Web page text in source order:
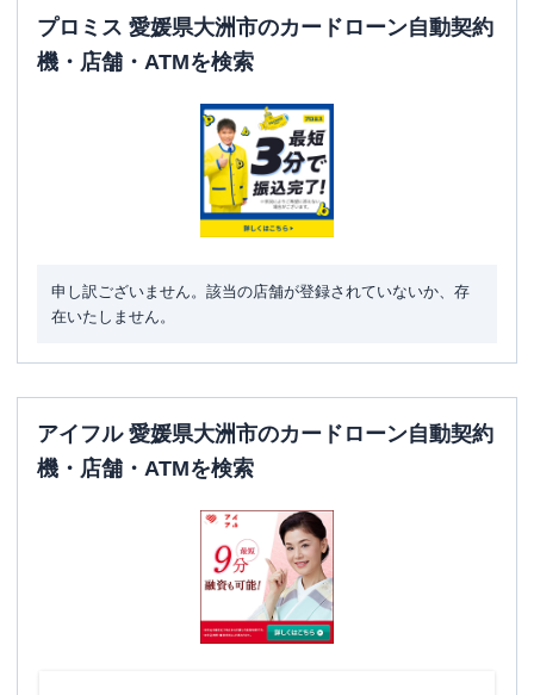
プロミス 愛媛県大洲市のカードローン自動契約
機・店舗・ATMを検索
申し訳ございません。該当の店舗が登録されていないか、存
在いたしません。
アイフル 愛媛県大洲市のカードローン自動契約
機・店舗・ATMを検索